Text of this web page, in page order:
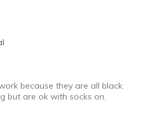
are for Wearing
because they are all black.
but are ok with socks on.